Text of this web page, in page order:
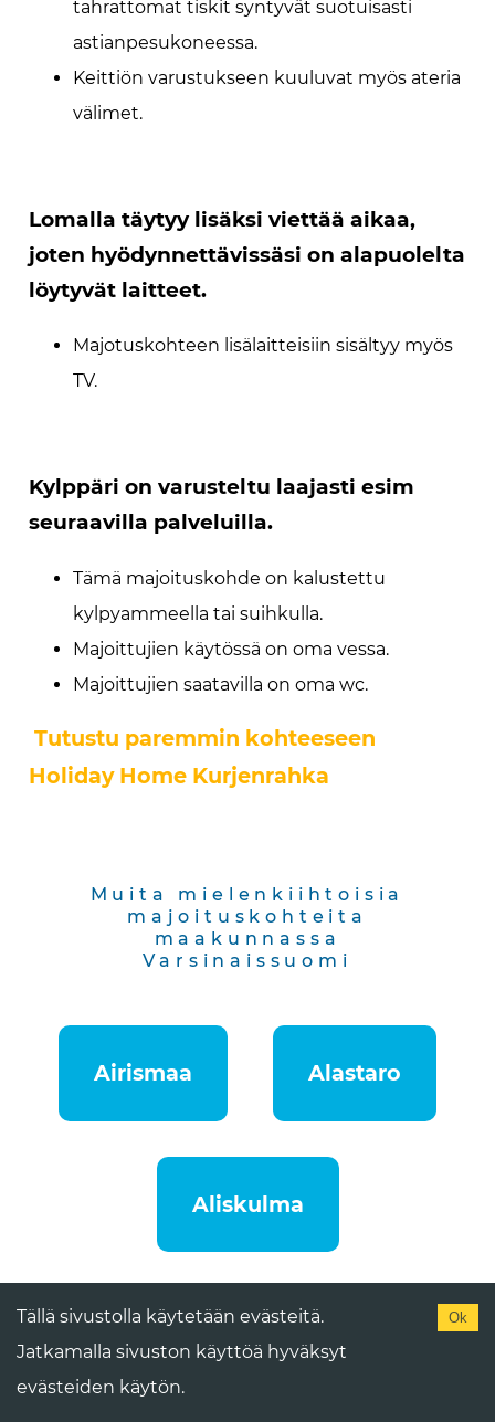
tahrattomat tiskit syntyvät suotuisasti
astianpesukoneessa.
Keittiön varustukseen kuuluvat myös ateria
välimet.
Lomalla täytyy lisäksi viettää aikaa,
joten hyödynnettävissäsi on alapuolelta
löytyvät laitteet.
Majotuskohteen lisälaitteisiin sisältyy myös
TV.
Kylppäri on varusteltu laajasti esim
seuraavilla palveluilla.
Tämä majoituskohde on kalustettu
kylpyammeella tai suihkulla.
Majoittujien käytössä on oma vessa.
Majoittujien saatavilla on oma wc.
Tutustu paremmin kohteeseen
Holiday Home Kurjenrahka
Muita mielenkiihtoisia
majoituskohteita
maakunnassa
Varsinaissuomi
Airismaa Alastaro
Aliskulma
Tällä sivustolla käytetään evästeitä.
Jatkamalla sivuston käyttöä hyväksyt
evästeiden käytön.
Ok